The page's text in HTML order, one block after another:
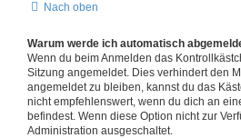
Nach oben
Warum werde ich automatisch
Wenn du beim Anmelden das
Sitzung angemeldet. Dies verhindert den
angemeldet zu bleiben, kannst du das
nicht empfehlenswert, wenn du dich an
befindest. Wenn diese Option nicht zur
Administration ausgeschaltet.